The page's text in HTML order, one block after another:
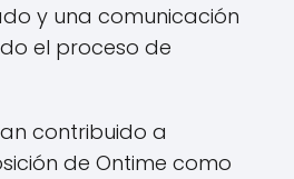
y una comunicación
el proceso de
contribuido a
de Ontime como